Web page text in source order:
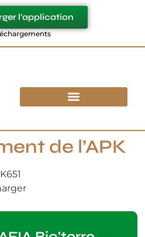
l'application
de l’APK